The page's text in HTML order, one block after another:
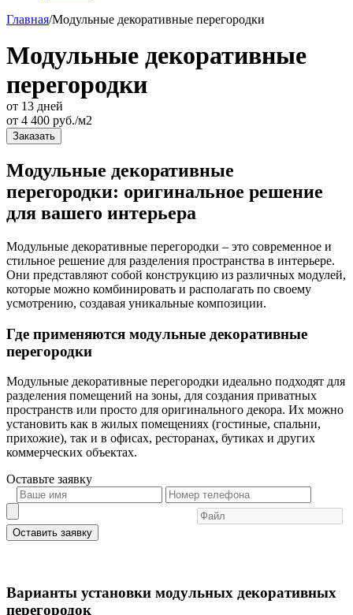
Главная/Модульные декоративные перегородки
Модульные декоративные
перегородки
от 13 дней
от 4 400 руб./м2
Заказать
Модульные декоративные
перегородки: оригинальное решение
для вашего интерьера
Модульные декоративные перегородки – это современное и
стильное решение для разделения пространства в интерьере.
Они представляют собой конструкцию из различных модулей,
которые можно комбинировать и располагать по своему
усмотрению, создавая уникальные композиции.
Где применяются модульные декоративные
перегородки
Модульные декоративные перегородки идеально подходят для
разделения помещений на зоны, для создания приватных
пространств или просто для оригинального декора. Их можно
установить как в жилых помещениях (гостиные, спальни,
прихожие), так и в офисах, ресторанах, бутиках и других
коммерческих объектах.
Оставьте заявку
Оставить заявку
Варианты установки модульных декоративных
перегородок